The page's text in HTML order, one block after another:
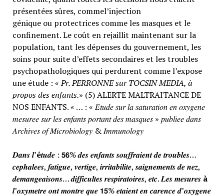
présentées sûres, commel’injection
génique ou protectrices comme les masques et le
confinement. Le coût en rejaillit maintenant sur la
population, tant les dépenses du gouvernement, les
soins pour suite d’effets secondaires et les troubles
psychopathologiques qui perdurent comme l’expose
une étude : «Pr. PERRONNE sur TOCSIN MEDIA, à
propos des enfants.» (5) ALERTE MALTRAITANCE DE
NOS ENFANTS. « … : « 𝐸𝑡𝑢𝑑𝑒 𝑠𝑢𝑟 𝑙𝑎 𝑠𝑎𝑡𝑢𝑟𝑎𝑡𝑖𝑜𝑛 𝑒𝑛 𝑜𝑥𝑦𝑔𝑒𝑛𝑒
𝑚𝑒𝑠𝑢𝑟𝑒𝑒 𝑠𝑢𝑟 𝑙𝑒𝑠 𝑒𝑛𝑓𝑎𝑛𝑡𝑠 𝑝𝑜𝑟𝑡𝑎𝑛𝑡 𝑑𝑒𝑠 𝑚𝑎𝑠𝑞𝑢𝑒𝑠 » 𝑝𝑢𝑏𝑙𝑖𝑒𝑒 𝑑𝑎𝑛𝑠
𝐴𝑟𝑐ℎ𝑖𝑣𝑒𝑠 𝑜𝑓 𝑀𝑖𝑐𝑟𝑜𝑏𝑖𝑜𝑙𝑜𝑔𝑦 & 𝐼𝑚𝑚𝑢𝑛𝑜𝑙𝑜𝑔𝑦
𝑫𝒂𝒏𝒔 𝒍’é𝒕𝒖𝒅𝒆 : 𝟱𝟲% 𝒅𝒆𝒔 𝒆𝒏𝒇𝒂𝒏𝒕𝒔 𝒔𝒐𝒖𝒇𝒇𝒓𝒂𝒊𝒆𝒏𝒕 𝒅𝒆 𝒕𝒓𝒐𝒖𝒃𝒍𝒆𝒔…
𝒄𝒆𝒑𝒉𝒂𝒍𝒆𝒆𝒔, 𝒇𝒂𝒕𝒊𝒈𝒖𝒆, 𝒗𝒆𝒓𝒕𝒊𝒈𝒆, 𝒊𝒓𝒓𝒊𝒕𝒂𝒃𝒊𝒍𝒊𝒕𝒆, 𝒔𝒂𝒊𝒈𝒏𝒆𝒎𝒆𝒏𝒕𝒔 𝒅𝒆 𝒏𝒆𝒛,
𝒅𝒆𝒎𝒂𝒏𝒈𝒆𝒂𝒊𝒔𝒐𝒏𝒔… 𝒅𝒊𝒇𝒇𝒊𝒄𝒖𝒍𝒕𝒆𝒔 𝒓𝒆𝒔𝒑𝒊𝒓𝒂𝒕𝒐𝒊𝒓𝒆𝒔, 𝒆𝒕𝒄. 𝑳𝒆𝒔 𝒎𝒆𝒔𝒖𝒓𝒆𝒔 à
𝒍’𝒐𝒙𝒚𝒎𝒆𝒕𝒓𝒆 𝒐𝒏𝒕 𝒎𝒐𝒏𝒕𝒓𝒆 𝒒𝒖𝒆 𝟭𝟱% 𝒆𝒕𝒂𝒊𝒆𝒏𝒕 𝒆𝒏 𝒄𝒂𝒓𝒆𝒏𝒄𝒆 𝒅’𝒐𝒙𝒚𝒈𝒆𝒏𝒆